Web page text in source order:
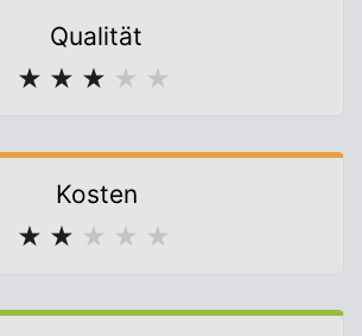
Qualität
★ ★ ★ ★ ★
Kosten
★ ★ ★ ★ ★